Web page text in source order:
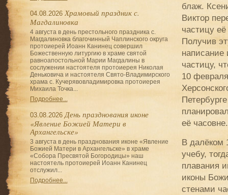
блаж.
Виктор
частицу
Получив
написание
частицу,
10
её
В далёком
учебу,
плавания
иконы
стенами
04.08.2026 Храмовый праздник с.
Магдалиновка
4 августа в день престольного праздника с.
Магдалиновка благочинный Чаплинского округа
протоиерей Иоанн Канинец совершил
Божественную литургию в храме святой
равноапостольной Марии Магдалины в
сослужении настоятеля протоиерея Николая
Деньковича и настоятеля Свято-Владимирского
храма с. Кучерявовладимировка протоиерея
Михаила Точка...
Подробнее...
03.08.2026 День празднования иконе
«Явление Божией Матери в
Архангельске»
3 августа в день празднования иконе «Явление
Божией Матери в Архангельске» в храме
«Собора Пресвятой Богородицы» наш
настоятель протоиерей Иоанн Канинец
отслужил...
Подробнее...